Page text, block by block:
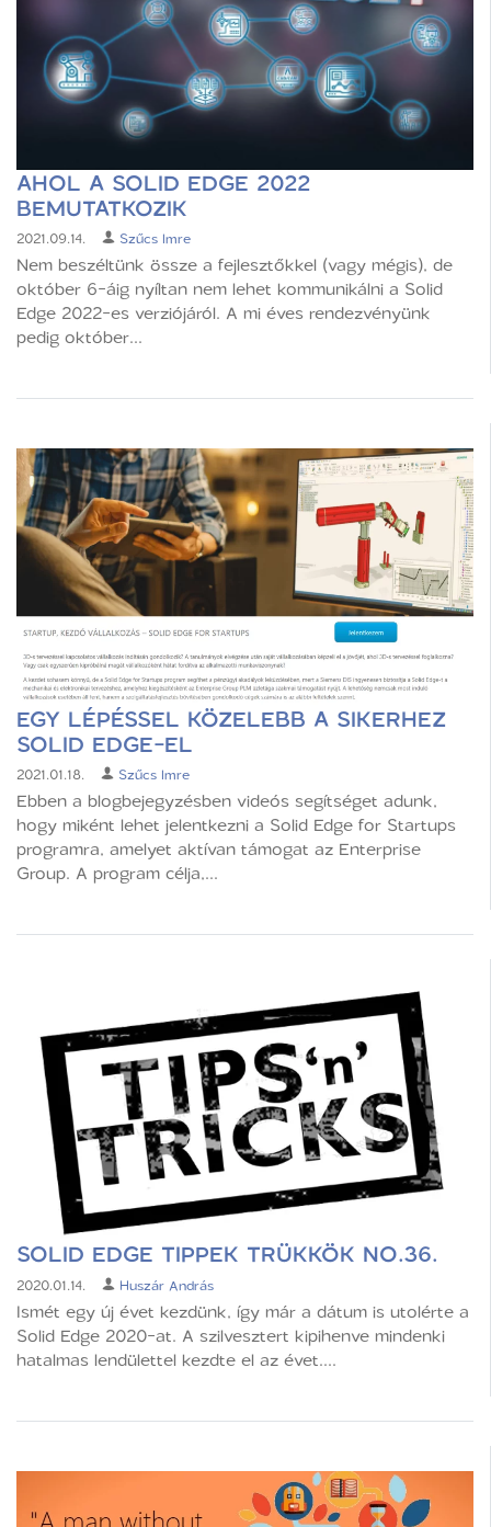
AHOL A SOLID EDGE 2022
BEMUTATKOZIK
2021.09.14. Szűcs Imre
Nem beszéltünk össze a fejlesztőkkel (vagy mégis), de
október 6-áig nyíltan nem lehet kommunikálni a Solid
Edge 2022-es verziójáról. A mi éves rendezvényünk
pedig október...
EGY LÉPÉSSEL KÖZELEBB A SIKERHEZ
SOLID EDGE-EL
2021.01.18. Szűcs Imre
Ebben a blogbejegyzésben videós segítséget adunk,
hogy miként lehet jelentkezni a Solid Edge for Startups
programra, amelyet aktívan támogat az Enterprise
Group. A program célja,...
SOLID EDGE TIPPEK TRÜKKÖK NO.36.
2020.01.14. Huszár András
Ismét egy új évet kezdünk, így már a dátum is utolérte a
Solid Edge 2020-at. A szilvesztert kipihenve mindenki
hatalmas lendülettel kezdte el az évet....